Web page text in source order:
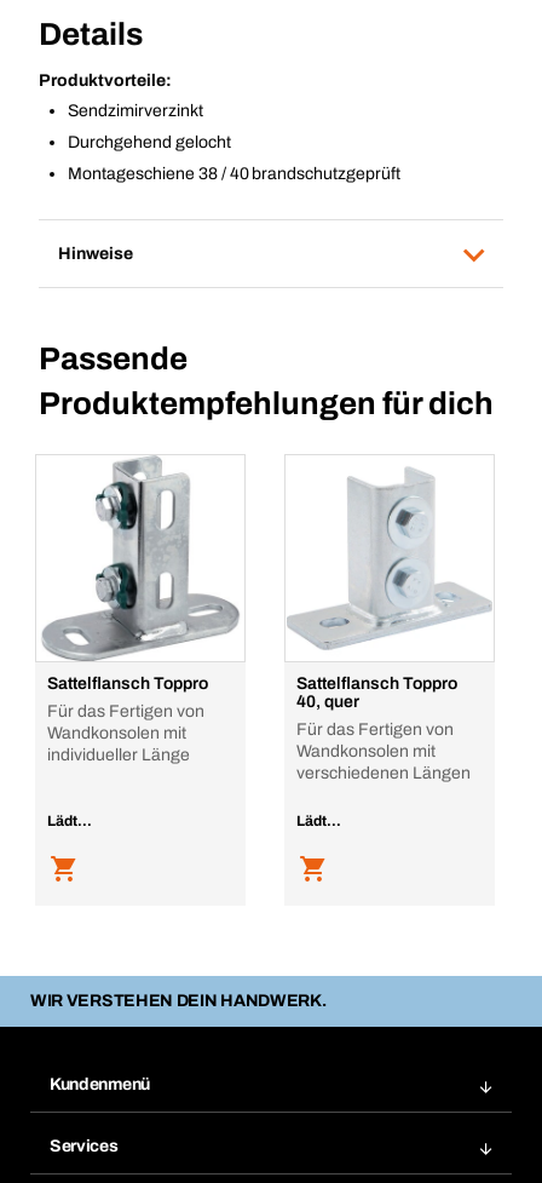
Details
Produktvorteile:
Sendzimirverzinkt
Durchgehend gelocht
Montageschiene 38 / 40 brandschutzgeprüft
Hinweise
Passende
Produktempfehlungen für dich
Sattelflansch Toppro
Für das Fertigen von
Wandkonsolen mit
individueller Länge
Lädt...
Sattelflansch Toppro
40, quer
Für das Fertigen von
Wandkonsolen mit
verschiedenen Längen
Lädt...
WIR VERSTEHEN DEIN HANDWERK.
Kundenmenü
Services